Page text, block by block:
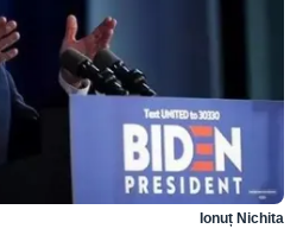
Ionuț Nichita